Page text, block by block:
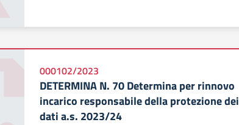
000102/2023
DETERMINA N. 70 Determina per rinnovo
incarico responsabile della protezione dei
dati a.s. 2023/24